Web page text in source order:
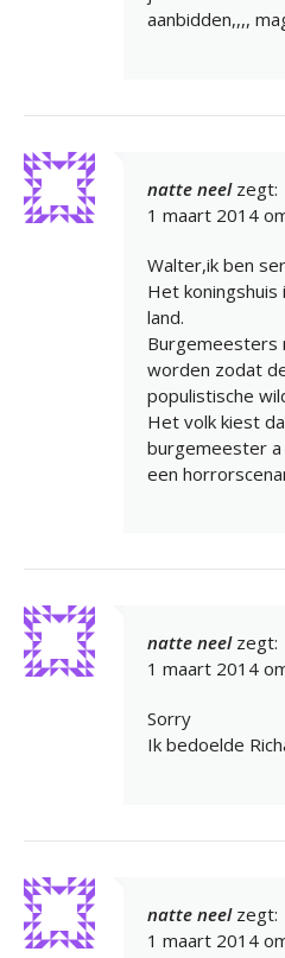
aanbidden,,,,
natte neel zegt:
1 maart 2014
Walter,ik ben
Het
land.
Burgemeesters
worden zodat
populistische
Het volk kiest
burgemeester
een
natte neel zegt:
1 maart 2014
Sorry
Ik bedoelde
natte neel zegt:
1 maart 2014